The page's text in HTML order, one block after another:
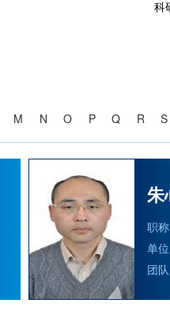
科
M N O P Q R S
朱
职
单
团